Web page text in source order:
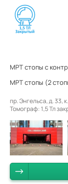
МРТ стопы с
МРТ стопы (2
пр. Энгельса, д. 33,
Томограф: 1,5 Тл